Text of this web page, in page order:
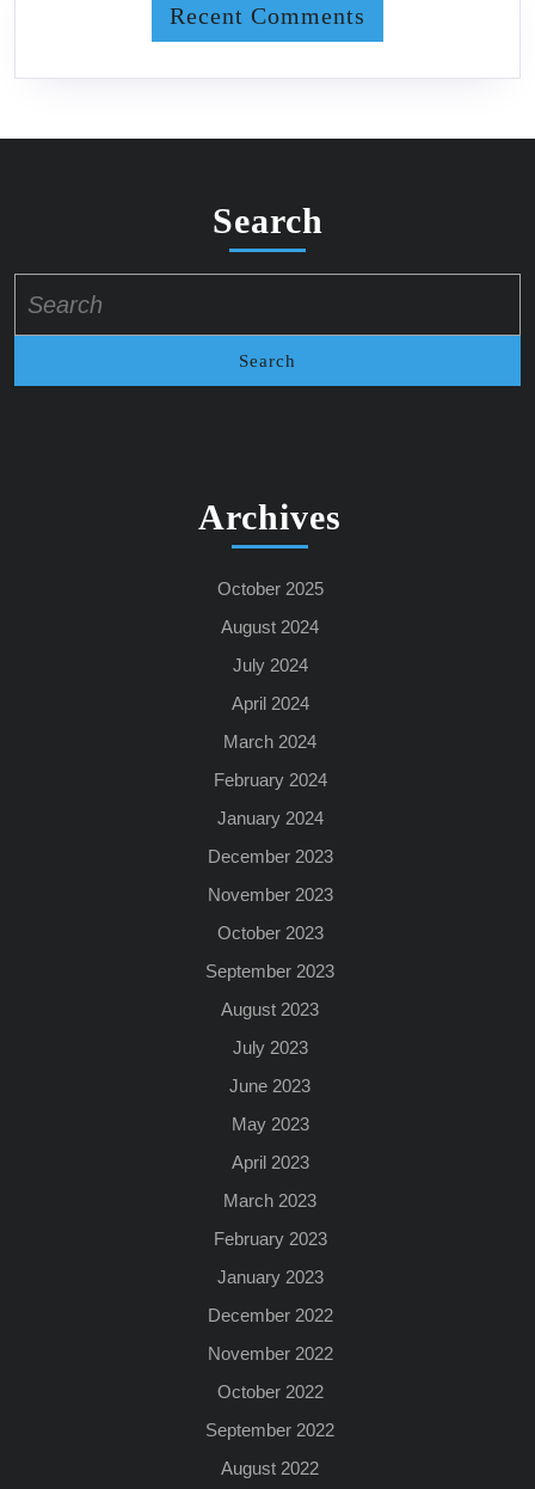
Recent Comments
Search
for:
Archives
October 2025
August 2024
July 2024
April 2024
March 2024
February 2024
January 2024
December 2023
November 2023
October 2023
September 2023
August 2023
July 2023
June 2023
May 2023
April 2023
March 2023
February 2023
January 2023
December 2022
November 2022
October 2022
September 2022
August 2022